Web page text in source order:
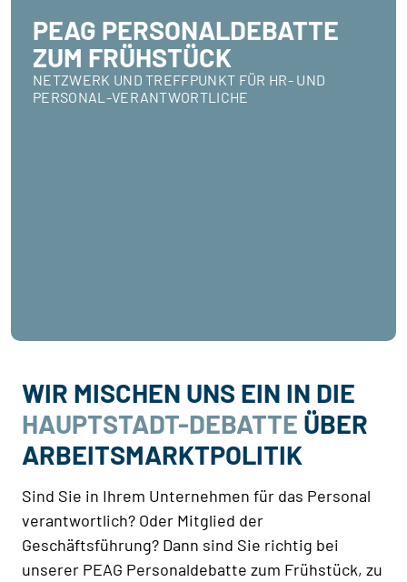
PEAG PERSONALDEBATTE
ZUM FRÜHSTÜCK
NETZWERK UND TREFFPUNKT FÜR HR- UND
PERSONAL-VERANTWORTLICHE
WIR MISCHEN UNS EIN IN DIE
HAUPTSTADT-DEBATTE ÜBER
ARBEITSMARKTPOLITIK
Sind Sie in Ihrem Unternehmen für das Personal
verantwortlich? Oder Mitglied der
Geschäftsführung? Dann sind Sie richtig bei
unserer PEAG Personaldebatte zum Frühstück, zu